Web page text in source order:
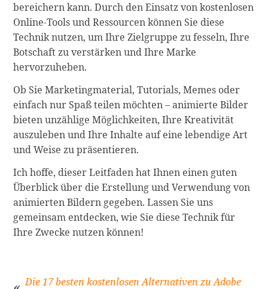
bereichern kann. Durch den Einsatz von kostenlosen
Online-Tools und Ressourcen können Sie diese
Technik nutzen, um Ihre Zielgruppe zu fesseln, Ihre
Botschaft zu verstärken und Ihre Marke
hervorzuheben.
Ob Sie Marketingmaterial, Tutorials, Memes oder
einfach nur Spaß teilen möchten – animierte Bilder
bieten unzählige Möglichkeiten, Ihre Kreativität
auszuleben und Ihre Inhalte auf eine lebendige Art
und Weise zu präsentieren.
Ich hoffe, dieser Leitfaden hat Ihnen einen guten
Überblick über die Erstellung und Verwendung von
animierten Bildern gegeben. Lassen Sie uns
gemeinsam entdecken, wie Sie diese Technik für
Ihre Zwecke nutzen können!
Die 17 besten kostenlosen Alternativen zu Adobe